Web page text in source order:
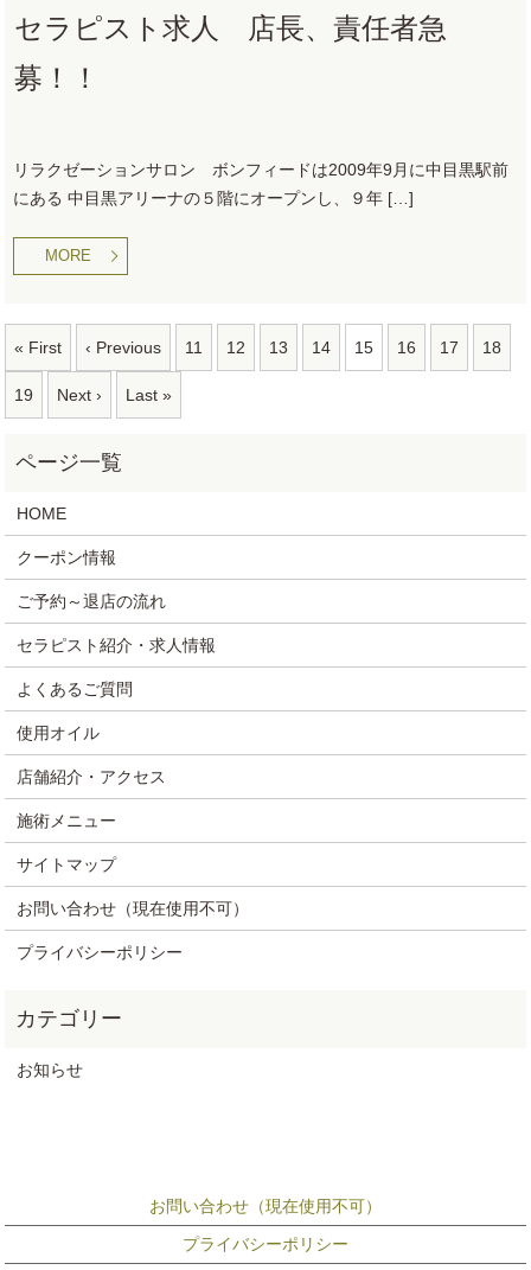
セラピスト求人 店長、責任者急
募！！
リラクゼーションサロン ボンフィードは2009年9月に中目黒駅前
にある 中目黒アリーナの５階にオープンし、９年 […]
MORE
« First ‹ Previous 11 12 13 14 15 16 17 18
19 Next › Last »
HOME
クーポン情報
ご予約～退店の流れ
セラピスト紹介・求人情報
よくあるご質問
使用オイル
店舗紹介・アクセス
施術メニュー
サイトマップ
お問い合わせ（現在使用不可）
プライバシーポリシー
お知らせ
お問い合わせ（現在使用不可）
プライバシーポリシー